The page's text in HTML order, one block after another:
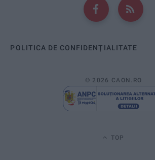
POLITICA DE CONFIDENȚIALITATE
© 2026 CAON.RO
TOP